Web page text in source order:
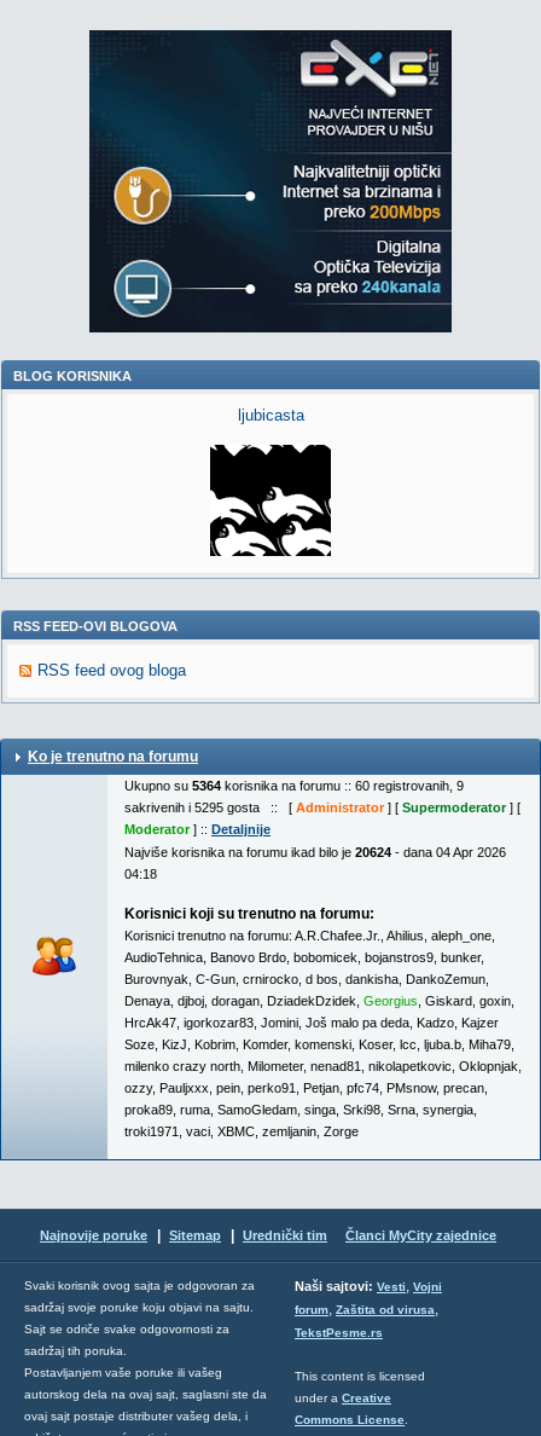
BLOG KORISNIKA
ljubicasta
RSS FEED-OVI BLOGOVA
RSS feed ovog bloga
Ko je trenutno na forumu
Ukupno su 5364 korisnika na forumu :: 60 registrovanih, 9
sakrivenih i 5295 gosta :: [ Administrator] [ Supermoderator] [
Moderator] :: Detaljnije
Najviše korisnika na forumu ikad bilo je 20624 - dana 04 Apr 2026
04:18
Korisnici koji su trenutno na forumu:
Korisnici trenutno na forumu: A.R.Chafee.Jr. Ahilius aleph_one
AudioTehnica Banovo Brdo bobomicek bojanstros9 bunker,
Burovnyak C-Gun crnirocko d bos dankisha DankoZemun
Denaya djboj doragan DziadekDzidek Georgius Giskard goxin
HrcAk47 igorkozar83 Jomini Još malo pa deda Kadzo Kajzer
Soze KizJ Kobrim Komder, komenski Koser, lcc ljuba.b Miha79
milenko crazy north Milometer, nenad81 nikolapetkovic Oklopnjak
ozzy, Pauljxxx pein perko91 Petjan pfc74 PMsnow, precan
proka89 ruma SamoGledam singa Srki98 Srna synergia
troki1971
vaci XBMC zemljanin Zorge
Najnovije poruke Sitemap Urednički tim Članci MyCity zajednice
Svaki korisnik ovog sajta je odgovoran za
sadržaj svoje poruke koju objavi na sajtu.
Sajt se odriče svake odgovornosti za
sadržaj tih poruka.
Postavljanjem vaše poruke ili vašeg
autorskog dela na ovaj sajt, saglasni ste da
ovaj sajt postaje distributer vašeg dela, i
Naši sajtovi: Vesti, Vojni
forum, Zaštita od virusa,
TekstPesme.rs
This content is licensed
under a Creative
Commons License